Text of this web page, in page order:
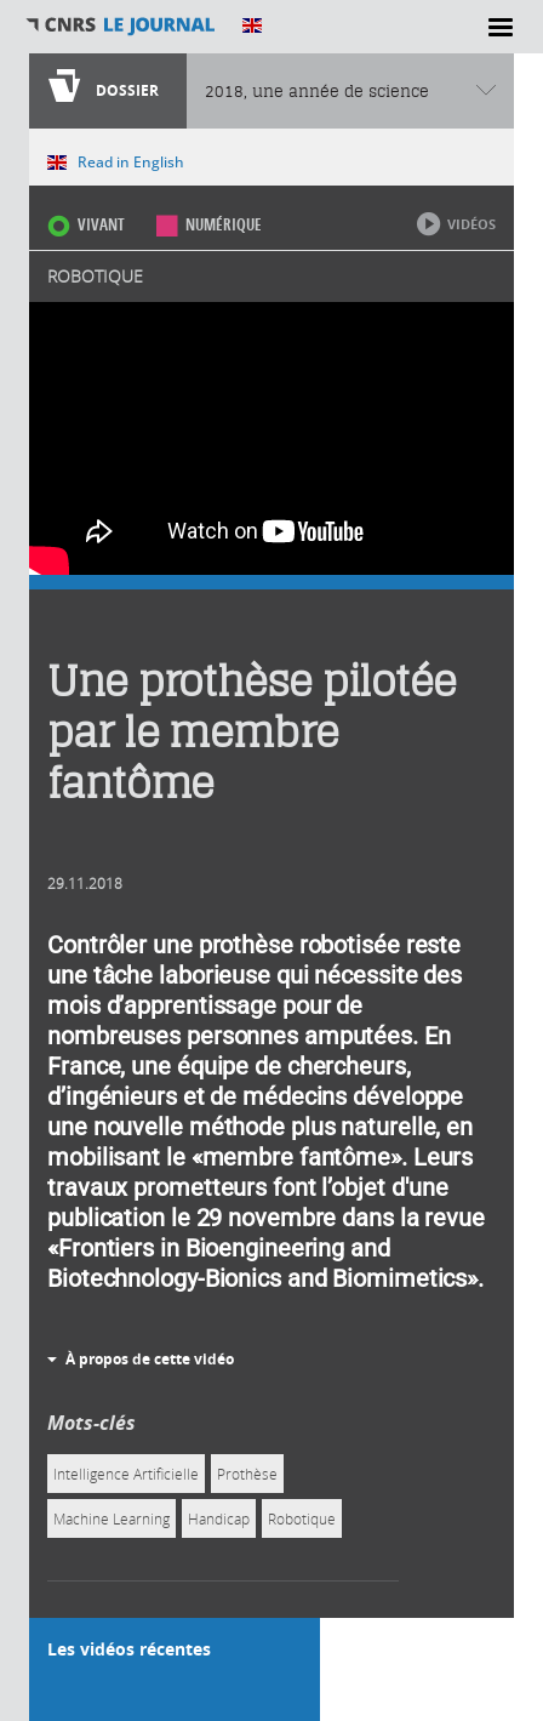
DOSSIER 2018, une année de science
Vous êtes ici
Read in English
VIVANT NUMÉRIQUE
ROBOTIQUE
VIDÉOS
Une prothèse pilotée
par le membre
fantôme
29.11.2018
Contrôler une prothèse robotisée reste
une tâche laborieuse qui nécessite des
mois d’apprentissage pour de
nombreuses personnes amputées. En
France, une équipe de chercheurs,
d’ingénieurs et de médecins développe
une nouvelle méthode plus naturelle, en
mobilisant le «membre fantôme». Leurs
travaux prometteurs font l’objet d'une
publication le 29 novembre dans la revue
«Frontiers in Bioengineering and
Biotechnology-Bionics and Biomimetics».
À propos de cette vidéo
Mots-clés
Intelligence Artificielle Prothèse
Machine Learning Handicap Robotique
Les vidéos récentes